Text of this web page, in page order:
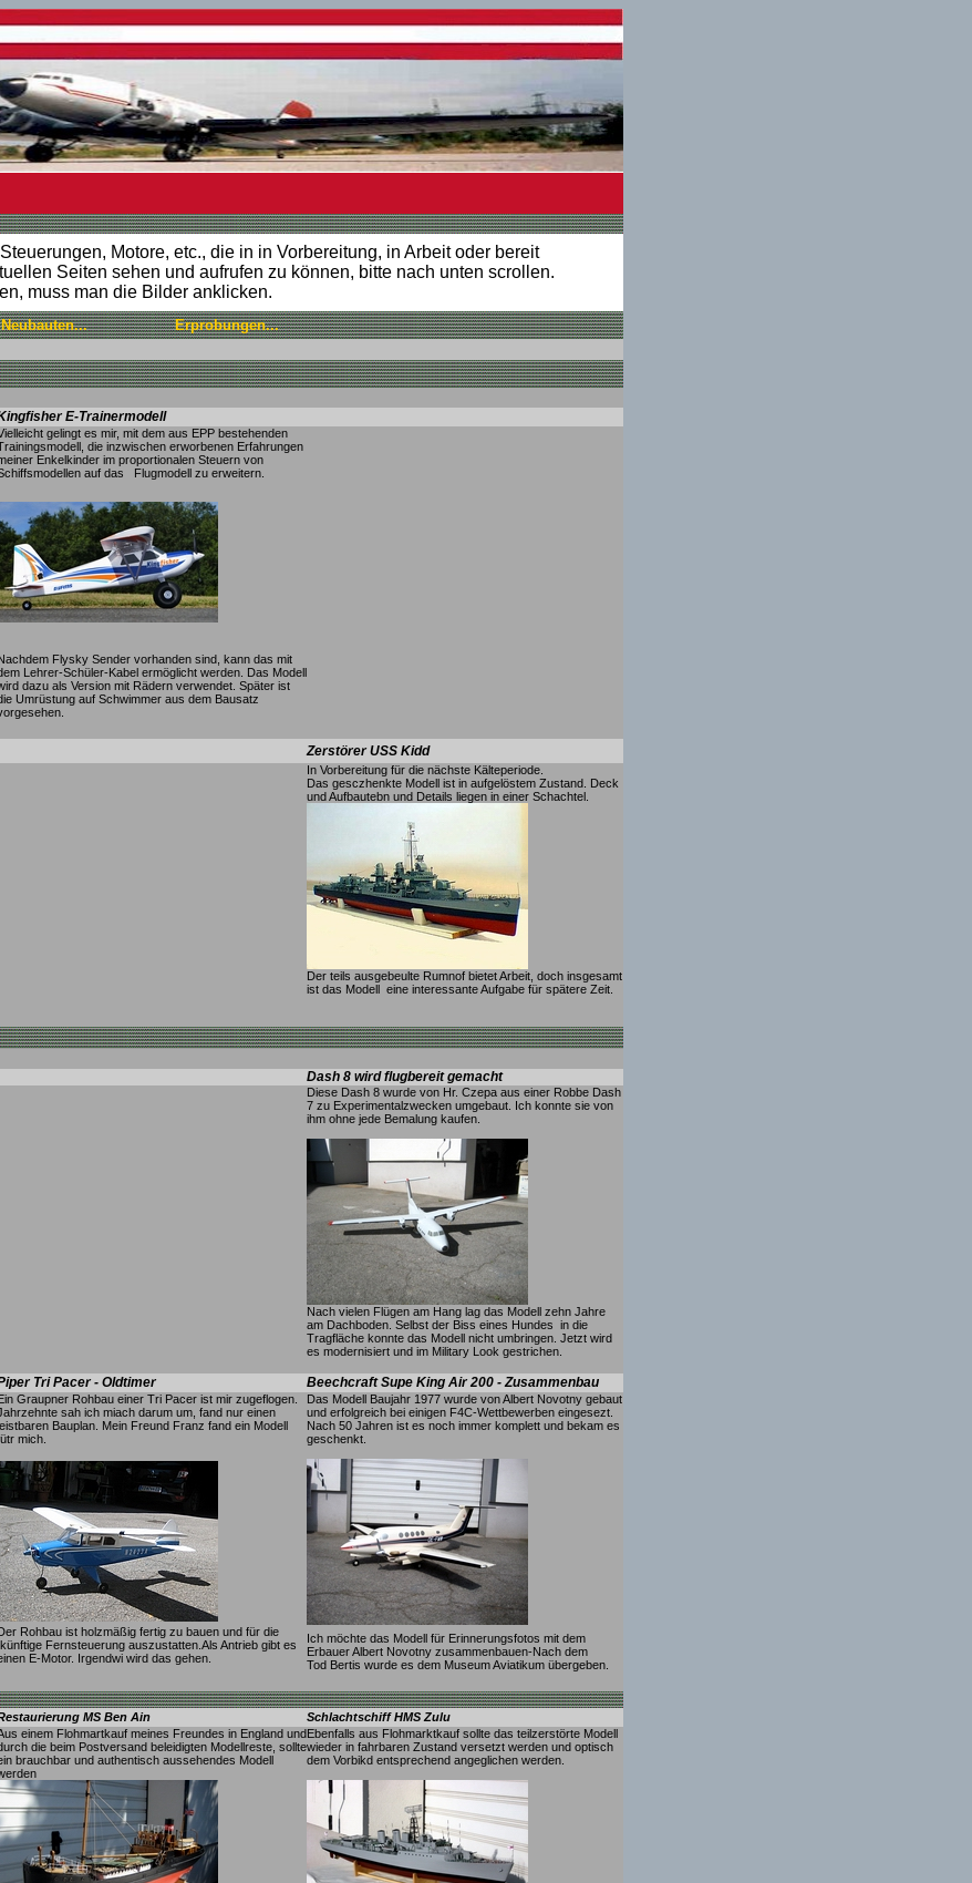
Motore, etc., die in in Vorbereitung, in Arbeit oder bereit
Seiten sehen und aufrufen zu können, bitte nach unten scrollen.
muss man die Bilder anklicken.
Erprobungen...
E-Trainermodell
gelingt es mir, mit dem aus EPP bestehenden
die inzwischen erworbenen Erfahrungen
Enkelkinder im proportionalen Steuern von
auf das Flugmodell zu erweitern.
Flysky Sender vorhanden sind, kann das mit
Lehrer-Schüler-Kabel ermöglicht werden. Das Modell
dazu als Version mit Rädern verwendet. Später ist
Umrüstung auf Schwimmer aus dem Bausatz
Zerstörer USS Kidd
In Vorbereitung für die nächste Kälteperiode.
Das gesczhenkte Modell ist in aufgelöstem Zustand. Deck
und Aufbautebn und Details liegen in einer Schachtel.
Der teils ausgebeulte Rumnof bietet Arbeit, doch insgesamt
ist das Modell eine interessante Aufgabe für spätere Zeit.
Dash 8 wird flugbereit gemacht
Diese Dash 8 wurde von Hr. Czepa aus einer Robbe Dash
7 zu Experimentalzwecken umgebaut. Ich konnte sie von
ihm ohne jede Bemalung kaufen.
Nach vielen Flügen am Hang lag das Modell zehn Jahre
am Dachboden. Selbst der Biss eines Hundes in die
Tragfläche konnte das Modell nicht umbringen. Jetzt wird
es modernisiert und im Military Look gestrichen.
Tri Pacer - Oldtimer Beechcraft Supe King Air 200 - Zusammenbau
Graupner Rohbau einer Tri Pacer ist mir zugeflogen.
sah ich miach darum um, fand nur einen
Bauplan. Mein Freund Franz fand ein Modell
mich.
Das Modell Baujahr 1977 wurde von Albert Novotny gebaut
und erfolgreich bei einigen F4C-Wettbewerben eingesezt.
Nach 50 Jahren ist es noch immer komplett und bekam es
geschenkt.
Rohbau ist holzmäßig fertig zu bauen und für die
künftige Fernsteuerung auszustatten.Als Antrieb gibt es
E-Motor. Irgendwi wird das gehen.
Ich möchte das Modell für Erinnerungsfotos mit dem
Erbauer Albert Novotny zusammenbauen-Nach dem
Tod Bertis wurde es dem Museum Aviatikum übergeben.
MS Ben Ain
Schlachtschiff HMS Zulu
einem Flohmartkauf meines Freundes in England und
die beim Postversand beleidigten Modellreste, sollte
brauchbar und authentisch aussehendes Modell
Ebenfalls aus Flohmarktkauf sollte das teilzerstörte Modell
wieder in fahrbaren Zustand versetzt werden und optisch
dem Vorbikd entsprechend angeglichen werden.